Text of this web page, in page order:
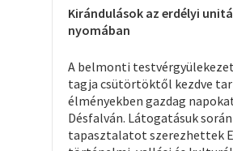
Kirándulások az erdélyi
nyomában
A belmonti
tagja csütörtöktől kezdve
élményekben gazdag
Désfalván. Látogatásuk
tapasztalatot szerezhettek